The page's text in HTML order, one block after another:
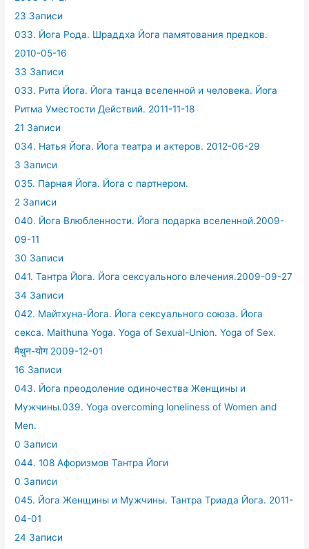
23 Записи
033. Йога Рода. Шраддха Йога памятования предков.
2010-05-16
33 Записи
033. Рита Йога. Йога танца вселенной и человека. Йога
Ритма Уместости Действий. 2011-11-18
21 Записи
034. Натья Йога. Йога театра и актеров. 2012-06-29
3 Записи
035. Парная Йога. Йога с партнером.
2 Записи
040. Йога Влюбленности. Йога подарка вселенной.2009-
09-11
30 Записи
041. Тантра Йога. Йога сексуального влечения.2009-09-27
34 Записи
042. Майтхуна-Йога. Йога сексуального союза. Йога
секса. Maithuna Yoga. Yoga of Sexual-Union. Yoga of Sex.
मैथुन-योग 2009-12-01
16 Записи
043. Йога преодоление одиночества Женщины и
Мужчины.039. Yoga overcoming loneliness of Women and
Men.
0 Записи
044. 108 Афоризмов Тантра Йоги
0 Записи
045. Йога Женщины и Мужчины. Тантра Триада Йога. 2011-
04-01
24 Записи